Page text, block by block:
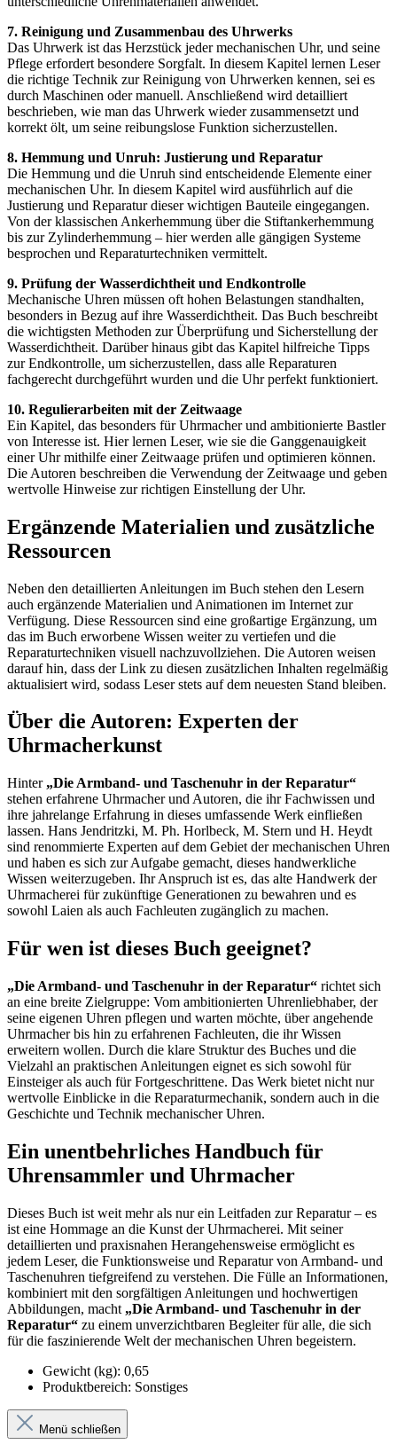
7. Reinigung und Zusammenbau des Uhrwerks
Das Uhrwerk ist das Herzstück jeder mechanischen Uhr, und seine
Pflege erfordert besondere Sorgfalt. In diesem Kapitel lernen Leser
die richtige Technik zur Reinigung von Uhrwerken kennen, sei es
durch Maschinen oder manuell. Anschließend wird detailliert
beschrieben, wie man das Uhrwerk wieder zusammensetzt und
korrekt ölt, um seine reibungslose Funktion sicherzustellen.
8. Hemmung und Unruh: Justierung und Reparatur
Die Hemmung und die Unruh sind entscheidende Elemente einer
mechanischen Uhr. In diesem Kapitel wird ausführlich auf die
Justierung und Reparatur dieser wichtigen Bauteile eingegangen.
Von der klassischen Ankerhemmung über die Stiftankerhemmung
bis zur Zylinderhemmung – hier werden alle gängigen Systeme
besprochen und Reparaturtechniken vermittelt.
9. Prüfung der Wasserdichtheit und Endkontrolle
Mechanische Uhren müssen oft hohen Belastungen standhalten,
besonders in Bezug auf ihre Wasserdichtheit. Das Buch beschreibt
die wichtigsten Methoden zur Überprüfung und Sicherstellung der
Wasserdichtheit. Darüber hinaus gibt das Kapitel hilfreiche Tipps
zur Endkontrolle, um sicherzustellen, dass alle Reparaturen
fachgerecht durchgeführt wurden und die Uhr perfekt funktioniert.
10. Regulierarbeiten mit der Zeitwaage
Ein Kapitel, das besonders für Uhrmacher und ambitionierte Bastler
von Interesse ist. Hier lernen Leser, wie sie die Ganggenauigkeit
einer Uhr mithilfe einer Zeitwaage prüfen und optimieren können.
Die Autoren beschreiben die Verwendung der Zeitwaage und geben
wertvolle Hinweise zur richtigen Einstellung der Uhr.
Ergänzende Materialien und zusätzliche
Ressourcen
Neben den detaillierten Anleitungen im Buch stehen den Lesern
auch ergänzende Materialien und Animationen im Internet zur
Verfügung. Diese Ressourcen sind eine großartige Ergänzung, um
das im Buch erworbene Wissen weiter zu vertiefen und die
Reparaturtechniken visuell nachzuvollziehen. Die Autoren weisen
darauf hin, dass der Link zu diesen zusätzlichen Inhalten regelmäßig
aktualisiert wird, sodass Leser stets auf dem neuesten Stand bleiben.
Über die Autoren: Experten der
Uhrmacherkunst
Hinter „Die Armband- und Taschenuhr in der Reparatur“
stehen erfahrene Uhrmacher und Autoren, die ihr Fachwissen und
ihre jahrelange Erfahrung in dieses umfassende Werk einfließen
lassen. Hans Jendritzki, M. Ph. Horlbeck, M. Stern und H. Heydt
sind renommierte Experten auf dem Gebiet der mechanischen Uhren
und haben es sich zur Aufgabe gemacht, dieses handwerkliche
Wissen weiterzugeben. Ihr Anspruch ist es, das alte Handwerk der
Uhrmacherei für zukünftige Generationen zu bewahren und es
sowohl Laien als auch Fachleuten zugänglich zu machen.
Für wen ist dieses Buch geeignet?
„Die Armband- und Taschenuhr in der Reparatur“ richtet sich
an eine breite Zielgruppe: Vom ambitionierten Uhrenliebhaber, der
seine eigenen Uhren pflegen und warten möchte, über angehende
Uhrmacher bis hin zu erfahrenen Fachleuten, die ihr Wissen
erweitern wollen. Durch die klare Struktur des Buches und die
Vielzahl an praktischen Anleitungen eignet es sich sowohl für
Einsteiger als auch für Fortgeschrittene. Das Werk bietet nicht nur
wertvolle Einblicke in die Reparaturmechanik, sondern auch in die
Geschichte und Technik mechanischer Uhren.
Ein unentbehrliches Handbuch für
Uhrensammler und Uhrmacher
Dieses Buch ist weit mehr als nur ein Leitfaden zur Reparatur – es
ist eine Hommage an die Kunst der Uhrmacherei. Mit seiner
detaillierten und praxisnahen Herangehensweise ermöglicht es
jedem Leser, die Funktionsweise und Reparatur von Armband- und
Taschenuhren tiefgreifend zu verstehen. Die Fülle an Informationen,
kombiniert mit den sorgfältigen Anleitungen und hochwertigen
Abbildungen, macht „Die Armband- und Taschenuhr in der
Reparatur“ zu einem unverzichtbaren Begleiter für alle, die sich
für die faszinierende Welt der mechanischen Uhren begeistern.
Gewicht (kg): 0,65
Produktbereich: Sonstiges
Menü schließen